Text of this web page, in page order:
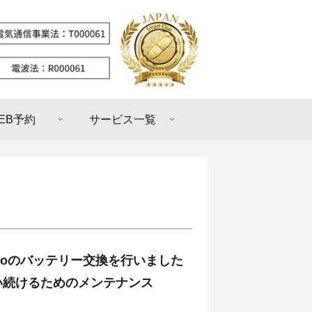
予約 サービス一覧
のバッテリー交換を行いました
けるためのメンテナンス